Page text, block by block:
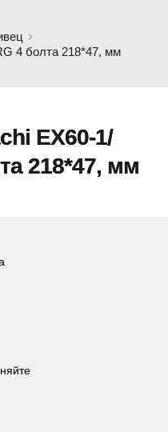
4 болта 218*47, мм
EX60-1/
218*47, мм